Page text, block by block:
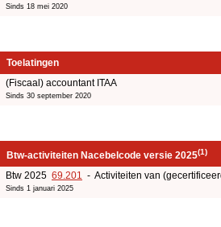
Sinds 18 mei 2020
Toelatingen
(Fiscaal) accountant ITAA
Sinds 30 september 2020
Btw-activiteiten Nacebelcode versie 2025(1)
Btw 2025 69.201 - Activiteiten van
Sinds 1 januari 2025